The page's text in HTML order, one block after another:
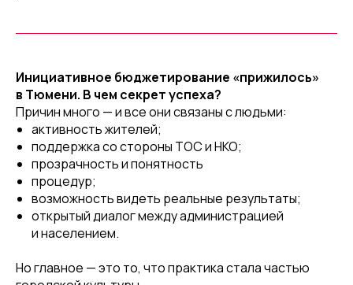
Инициативное бюджетирование «прижилось»
в Тюмени. В чем секрет успеха?
Причин много — и все они связаны с людьми:
активность жителей;
поддержка со стороны ТОС и НКО;
прозрачность и понятность
процедур;
возможность видеть реальные результаты;
открытый диалог между администрацией
и населением.
Но главное — это то, что практика стала частью